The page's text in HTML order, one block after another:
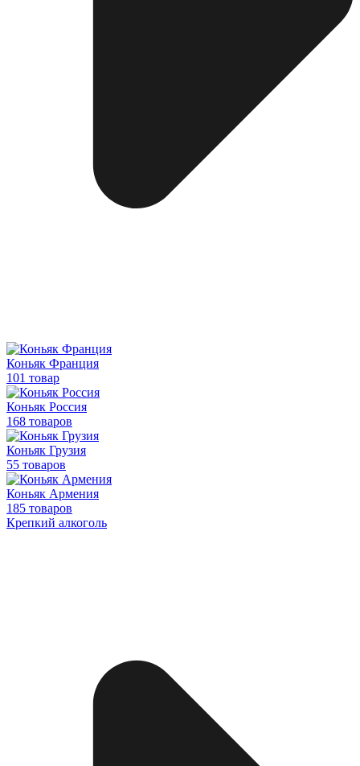
Коньяк Франция
101 товар
Коньяк Россия
168 товаров
Коньяк Грузия
55 товаров
Коньяк Армения
185 товаров
Крепкий алкоголь